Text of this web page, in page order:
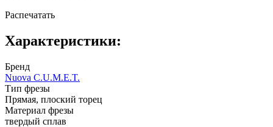
Распечатать
Характеристики:
Бренд
Nuova C.U.M.E.T.
Тип фрезы
Прямая, плоский торец
Материал фрезы
твердый сплав